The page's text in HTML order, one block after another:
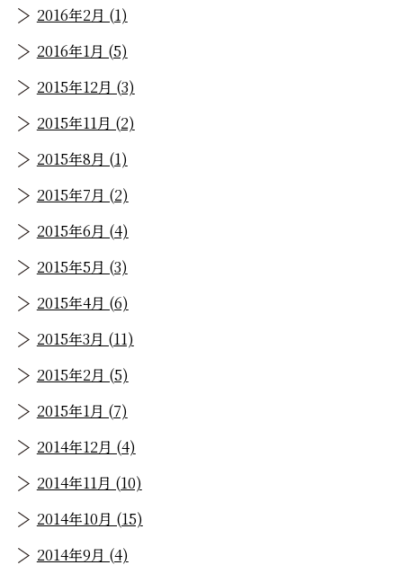
2016年2月 (1)
2016年1月 (5)
2015年12月 (3)
2015年11月 (2)
2015年8月 (1)
2015年7月 (2)
2015年6月 (4)
2015年5月 (3)
2015年4月 (6)
2015年3月 (11)
2015年2月 (5)
2015年1月 (7)
2014年12月 (4)
2014年11月 (10)
2014年10月 (15)
2014年9月 (4)